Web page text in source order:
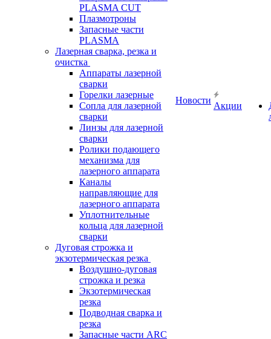
PLASMA CUT
Плазмотроны
Запасные части
PLASMA
Лазерная сварка, резка и
очистка
Аппараты лазерной
сварки
Горелки лазерные
Сопла для лазерной
сварки
Линзы для лазерной
сварки
Ролики подающего
механизма для
лазерного аппарата
Каналы
направляющие для
лазерного аппарата
Уплотнительные
кольца для лазерной
сварки
Дуговая строжка и
экзотермическая резка
Воздушно-дуговая
строжка и резка
Экзотермическая
резка
Подводная сварка и
резка
Запасные части ARC
Новости
Акции